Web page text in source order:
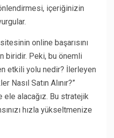
içeriğinizin
online başarısını
biridir. Peki, bu önemli
etkili yolu nedir? İlerleyen
Nasıl Satın Alınır?”
ele alacağız. Bu stratejik
hızla yükseltmenize